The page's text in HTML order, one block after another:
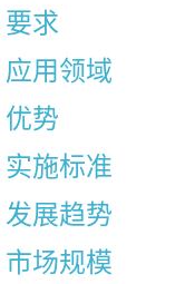
要求
应用领域
优势
实施标准
发展趋势
市场规模